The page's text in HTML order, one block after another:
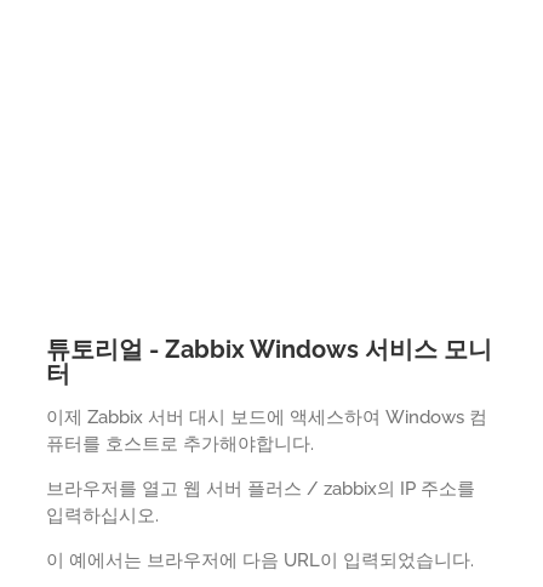
튜토리얼 - Zabbix Windows 서비스 모니
터
이제 Zabbix 서버 대시 보드에 액세스하여 Windows 컴
퓨터를 호스트로 추가해야합니다.
브라우저를 열고 웹 서버 플러스 / zabbix의 IP 주소를
입력하십시오.
이 예에서는 브라우저에 다음 URL이 입력되었습니다.